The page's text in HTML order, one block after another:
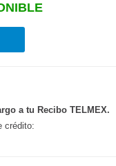
a tu Recibo TELMEX.
crédito: